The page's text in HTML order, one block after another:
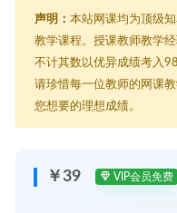
声明： 本站网课均为顶级
教学课程。授课教师教学
不计其数以优异成绩考入
请珍惜每一位教师的网课
您想要的理想成绩。
￥39 VIP会员免费